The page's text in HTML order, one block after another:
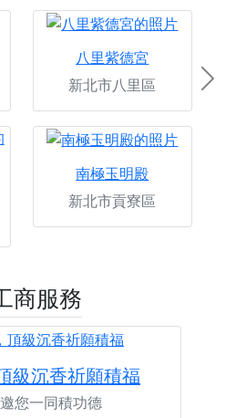
八里紫德宮
新北市八里區
南極玉明殿
新北市貢寮區
商服務
級沉香祈願積福
您一同積功德